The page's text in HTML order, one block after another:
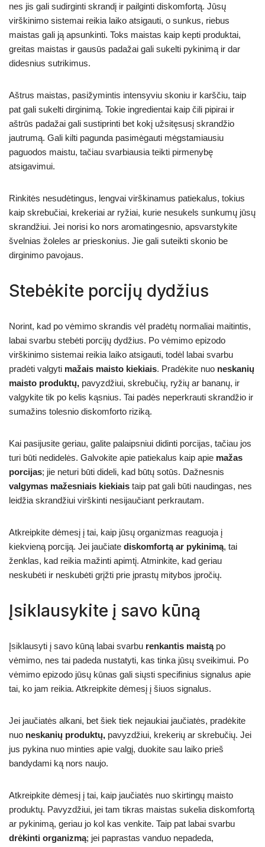
nes jis gali sudirginti skrandį ir pailginti diskomfortą. Jūsų
virškinimo sistemai reikia laiko atsigauti, o sunkus, riebus
maistas gali ją apsunkinti. Toks maistas kaip kepti produktai,
greitas maistas ir gausūs padažai gali sukelti pykinimą ir dar
didesnius sutrikimus.
Aštrus maistas, pasižymintis intensyviu skoniu ir karščiu, taip
pat gali sukelti dirginimą. Tokie ingredientai kaip čili pipirai ir
aštrūs padažai gali sustiprinti bet kokį užsitęsusį skrandžio
jautrumą. Gali kilti pagunda pasimėgauti mėgstamiausiu
paguodos maistu, tačiau svarbiausia teikti pirmenybę
atsigavimui.
Rinkitės nesudėtingus, lengvai virškinamus patiekalus, tokius
kaip skrebučiai, krekeriai ar ryžiai, kurie nesukels sunkumų jūsų
skrandžiui. Jei norisi ko nors aromatingesnio, apsvarstykite
švelnias žoleles ar prieskonius. Jie gali suteikti skonio be
dirginimo pavojaus.
Stebėkite porcijų dydžius
Norint, kad po vėmimo skrandis vėl pradėtų normaliai maitintis,
labai svarbu stebėti porcijų dydžius. Po vėmimo epizodo
virškinimo sistemai reikia laiko atsigauti, todėl labai svarbu
pradėti valgyti mažais maisto kiekiais. Pradėkite nuo neskanių
maisto produktų, pavyzdžiui, skrebučių, ryžių ar bananų, ir
valgykite tik po kelis kąsnius. Tai padės neperkrauti skrandžio ir
sumažins tolesnio diskomforto riziką.
Kai pasijusite geriau, galite palaipsniui didinti porcijas, tačiau jos
turi būti nedidelės. Galvokite apie patiekalus kaip apie mažas
porcijas; jie neturi būti dideli, kad būtų sotūs. Dažnesnis
valgymas mažesniais kiekiais taip pat gali būti naudingas, nes
leidžia skrandžiui virškinti nesijaučiant perkrautam.
Atkreipkite dėmesį į tai, kaip jūsų organizmas reaguoja į
kiekvieną porciją. Jei jaučiate diskomfortą ar pykinimą, tai
ženklas, kad reikia mažinti apimtį. Atminkite, kad geriau
neskubėti ir neskubėti grįžti prie įprastų mitybos įpročių.
Įsiklausykite į savo kūną
Įsiklausyti į savo kūną labai svarbu renkantis maistąpo
vėmimo, nes tai padeda nustatyti, kas tinka jūsų sveikimui. Po
vėmimo epizodo jūsų kūnas gali siųsti specifinius signalus apie
tai, ko jam reikia. Atkreipkite dėmesį į šiuos signalus.
Jei jaučiatės alkani, bet šiek tiek nejaukiai jaučiatės, pradėkite
nuo neskanių produktų, pavyzdžiui, krekerių ar skrebučių. Jei
jus pykina nuo minties apie valgį, duokite sau laiko prieš
bandydami ką nors naujo.
Atkreipkite dėmesį į tai, kaip jaučiatės nuo skirtingų maisto
produktų. Pavyzdžiui, jei tam tikras maistas sukelia diskomfortą
ar pykinimą, geriau jo kol kas venkite. Taip pat labai svarbu
drėkinti organizmą; jei paprastas vanduo nepadeda,